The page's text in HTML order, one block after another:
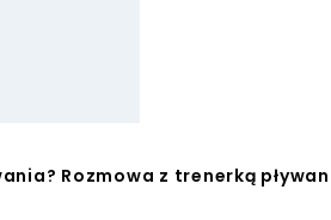
Rozmowa z trenerką